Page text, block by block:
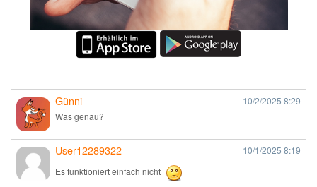
Günni 10/2/2025 8:29
Was genau?
User12289322 10/1/2025 8:19
Es funktioniert einfach nicht